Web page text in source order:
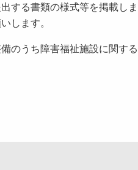
する書類の様式等を掲載し
します。
のうち障害福祉施設に関す